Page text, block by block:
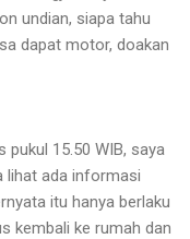
undian, siapa tahu
dapat motor, doakan
15.50 WIB, saya
lihat ada informasi
itu hanya berlaku
kembali ke rumah dan